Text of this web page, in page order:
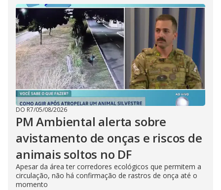
DO R7/05/08/2026
PM Ambiental alerta sobre
avistamento de onças e riscos de
animais soltos no DF
Apesar da área ter corredores ecológicos que permitem a
circulação, não há confirmação de rastros de onça até o
momento